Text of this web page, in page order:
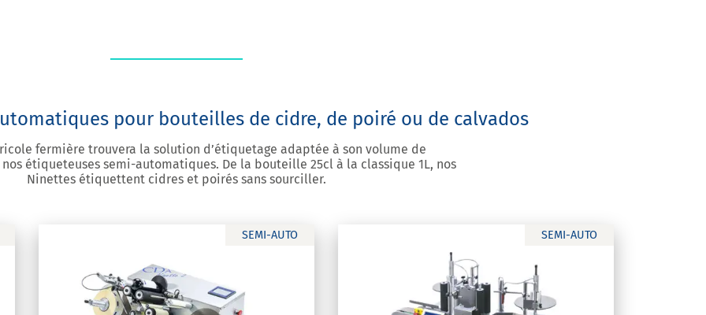
pour bouteilles de cidre, de poiré ou de calvados
fermière trouvera la solution d’étiquetage adaptée à son volume de
étiqueteuses semi-automatiques. De la bouteille 25cl à la classique 1L, nos
Ninettes étiquettent cidres et poirés sans sourciller.
SEMI-AUTO SEMI-AUTO